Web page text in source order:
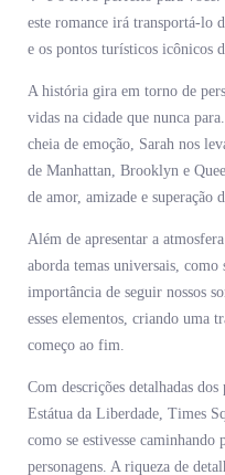
este romance irá transportá-lo
e os pontos turísticos icônicos
A história gira em torno de
vidas na cidade que nunca
cheia de emoção, Sarah nos
de Manhattan, Brooklyn e
de amor, amizade e superação
Além de apresentar a
aborda temas universais, como
importância de seguir nossos
esses elementos, criando uma
começo ao fim.
Com descrições detalhadas
Estátua da Liberdade, Times
como se estivesse caminhando
personagens. A riqueza de